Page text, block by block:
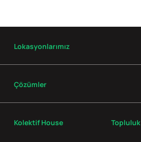
Kolektif House Topluluk
Lokasyonlarımız
Çözümler